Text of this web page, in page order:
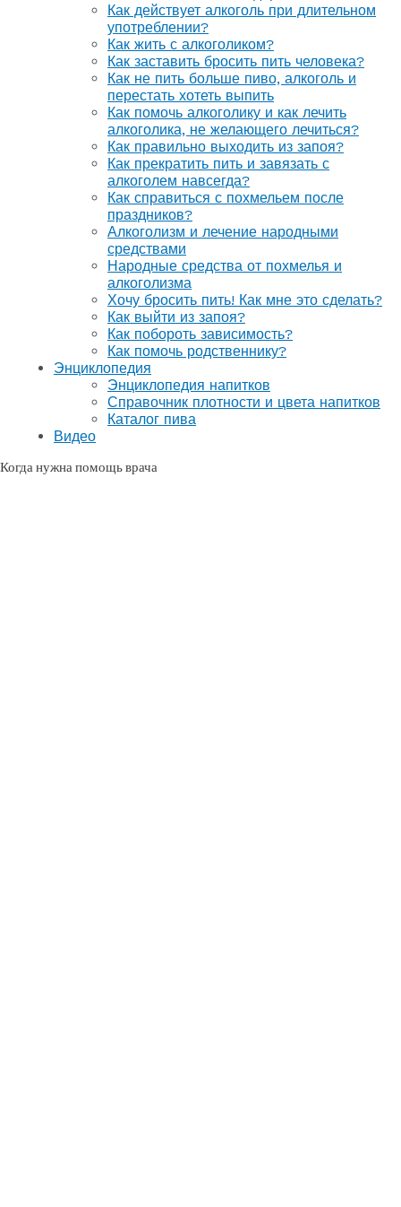
Как действует алкоголь при длительном
употреблении?
Как жить с алкоголиком?
Как заставить бросить пить человека?
Как не пить больше пиво, алкоголь и
перестать хотеть выпить
Как помочь алкоголику и как лечить
алкоголика, не желающего лечиться?
Как правильно выходить из запоя?
Как прекратить пить и завязать с
алкоголем навсегда?
Как справиться с похмельем после
праздников?
Алкоголизм и лечение народными
средствами
Народные средства от похмелья и
алкоголизма
Хочу бросить пить! Как мне это сделать?
Как выйти из запоя?
Как побороть зависимость?
Как помочь родственнику?
Энциклопедия
Энциклопедия напитков
Справочник плотности и цвета напитков
Каталог пива
Видео
Когда нужна помощь врача